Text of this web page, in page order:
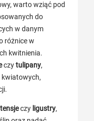
warto wziąć pod
do
w danym
różnice w
kwitnienia.
czytulipany,
kwiatowych,
czy ligustry,